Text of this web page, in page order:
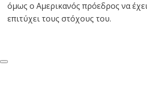
όμως ο Αμερικανός πρόεδρος να
επιτύχει τους στόχους του.